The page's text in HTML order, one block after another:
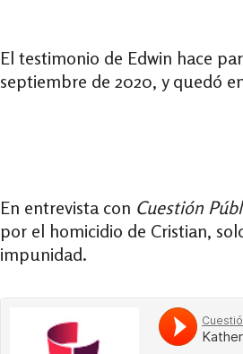
El testimonio de Edwin hace
septiembre de 2020, y quedó
En entrevista con Cuestión
por el homicidio de Cristian,
impunidad.